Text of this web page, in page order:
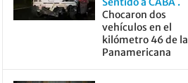
Chocaron dos
vehículos en el
kilómetro 46 de la
Panamericana